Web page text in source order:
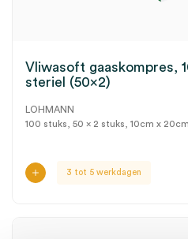
Vliwasoft gaaskompres,
steriel (50×2)
LOHMANN
100 stuks, 50 x 2 stuks, 10cm x
3 tot 5 werkdagen